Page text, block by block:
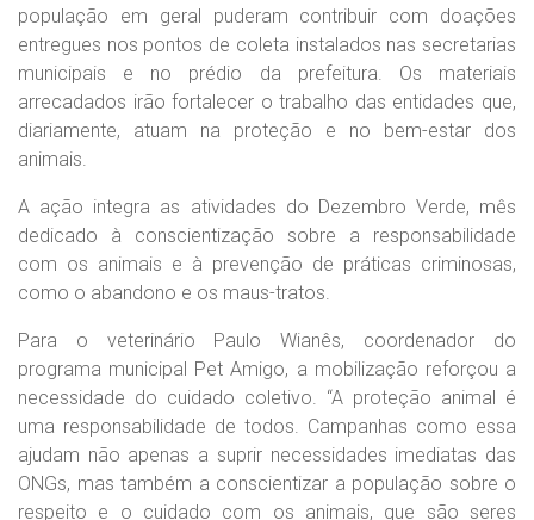
população em geral puderam contribuir com doações
entregues nos pontos de coleta instalados nas secretarias
municipais e no prédio da prefeitura. Os materiais
arrecadados irão fortalecer o trabalho das entidades que,
diariamente, atuam na proteção e no bem-estar dos
animais.
A ação integra as atividades do Dezembro Verde, mês
dedicado à conscientização sobre a responsabilidade
com os animais e à prevenção de práticas criminosas,
como o abandono e os maus-tratos.
Para o veterinário Paulo Wianês, coordenador do
programa municipal Pet Amigo, a mobilização reforçou a
necessidade do cuidado coletivo. “A proteção animal é
uma responsabilidade de todos. Campanhas como essa
ajudam não apenas a suprir necessidades imediatas das
ONGs, mas também a conscientizar a população sobre o
respeito e o cuidado com os animais, que são seres